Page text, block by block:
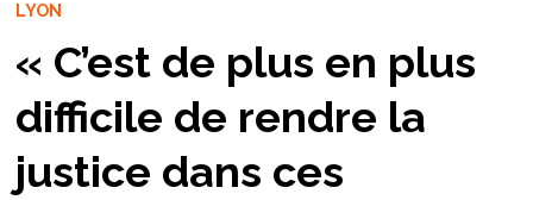
LYON
« C’est de plus en plus
difficile de rendre la
justice dans ces